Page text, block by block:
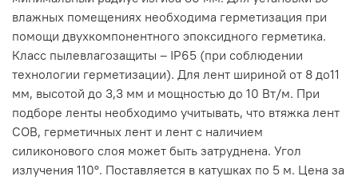
влажных помещениях необходима герметизация при
помощи двухкомпонентного эпоксидного герметика.
Класс пылевлагозащиты – IP65 (при соблюдении
технологии герметизации). Для лент шириной от 8 до11
мм, высотой до 3,3 мм и мощностью до 10 Вт/м. При
подборе ленты необходимо учитывать, что втяжка лент
COB, герметичных лент и лент с наличием
силиконового слоя может быть затруднена. Угол
излучения 110°. Поставляется в катушках по 5 м. Цена за